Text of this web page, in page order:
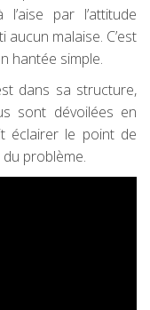
par l’attitude
aucun malaise. C’est
hantée simple.
dans sa structure,
sont dévoilées en
éclairer le point de
du problème.